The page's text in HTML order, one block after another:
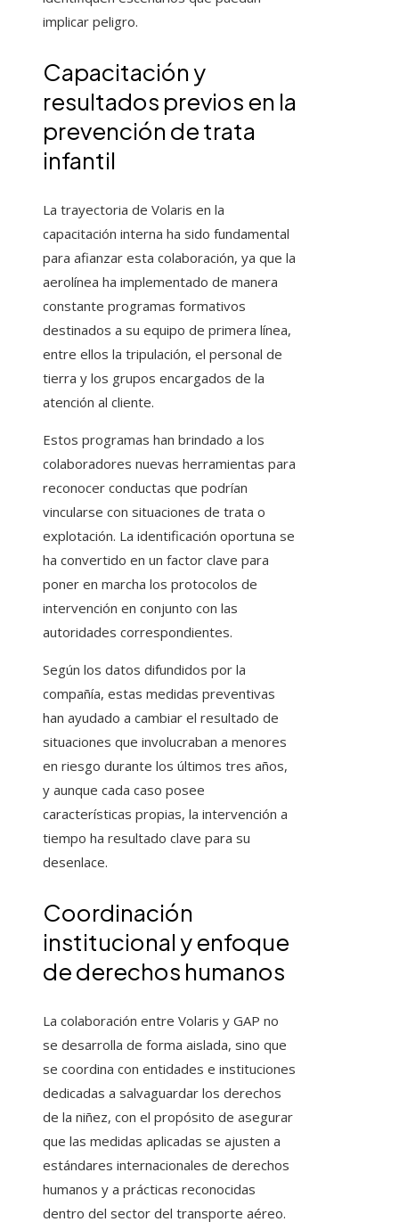
implicar peligro.
Capacitación y
resultados previos en la
prevención de trata
infantil
La trayectoria de Volaris en la
capacitación interna ha sido fundamental
para afianzar esta colaboración, ya que la
aerolínea ha implementado de manera
constante programas formativos
destinados a su equipo de primera línea,
entre ellos la tripulación, el personal de
tierra y los grupos encargados de la
atención al cliente.
Estos programas han brindado a los
colaboradores nuevas herramientas para
reconocer conductas que podrían
vincularse con situaciones de trata o
explotación. La identificación oportuna se
ha convertido en un factor clave para
poner en marcha los protocolos de
intervención en conjunto con las
autoridades correspondientes.
Según los datos difundidos por la
compañía, estas medidas preventivas
han ayudado a cambiar el resultado de
situaciones que involucraban a menores
en riesgo durante los últimos tres años,
y aunque cada caso posee
características propias, la intervención a
tiempo ha resultado clave para su
desenlace.
Coordinación
institucional y enfoque
de derechos humanos
La colaboración entre Volaris y GAP no
se desarrolla de forma aislada, sino que
se coordina con entidades e instituciones
dedicadas a salvaguardar los derechos
de la niñez, con el propósito de asegurar
que las medidas aplicadas se ajusten a
estándares internacionales de derechos
humanos y a prácticas reconocidas
dentro del sector del transporte aéreo.